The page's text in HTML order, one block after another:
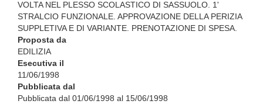
VOLTA NEL PLESSO SCOLASTICO DI SASSUOLO. 1'
STRALCIO FUNZIONALE. APPROVAZIONE DELLA PERIZIA
SUPPLETIVA E DI VARIANTE. PRENOTAZIONE DI SPESA.
Proposta da
EDILIZIA
Esecutiva il
11/06/1998
Pubblicata dal
Pubblicata dal 01/06/1998 al 15/06/1998